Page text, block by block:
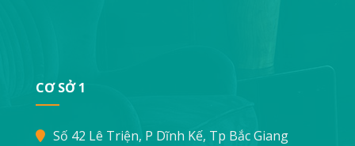
CƠ SỞ 1
Số 42 Lê Triện, P Dĩnh Kế, Tp Bắc Giang